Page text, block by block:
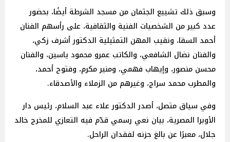
وسبق ذلك تشييع الجثمان من مسجد الشرطة أيضًا، بحضور
عدد كبير من الشخصيات الفنية والثقافية، على رأسهم الفنان
أحمد السقا، ونقيب المهن التمثيلية الدكتور أشرف زكي،
والفنان نضال الشافعي، والكاتب عمرو محمود ياسين، والفنان
محسن منصور، وإيهاب فهمي، ومنير مكرم، وفتوح أحمد،
والمطرب محمد سراج، وغيرهم من الزملاء والأصدقاء.
وفي سياق متصل، أصدر الدكتور علاء عبد السلام، رئيس دار
الأوبرا المصرية، بيان نعي رسمي قدّم فيه التعازي للمخرج خالد
جلال، معبرًا عن بالغ حزنه لفقدان الراحل.